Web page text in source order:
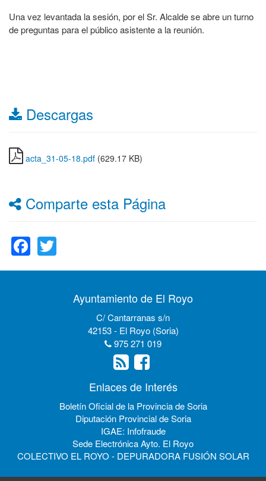
Una vez levantada la sesión, por el Sr. Alcalde se abre un turno
de preguntas para el público asistente a la reunión.
Descargas
acta_31-05-18.pdf (629.17 KB)
Comparte esta Página
Facebook
Ayuntamiento de El Royo
C/ Cantarranas s/n
42153 - El Royo (Soria)
975 271 019
Enlaces de Interés
Boletín Oficial de la Provincia de Soria
Diputación Provincial de Soria
IGAE: Infofraude
Sede Electrónica Ayto. El Royo
COLECTIVO EL ROYO - DEPURADORA FUSIÓN SOLAR